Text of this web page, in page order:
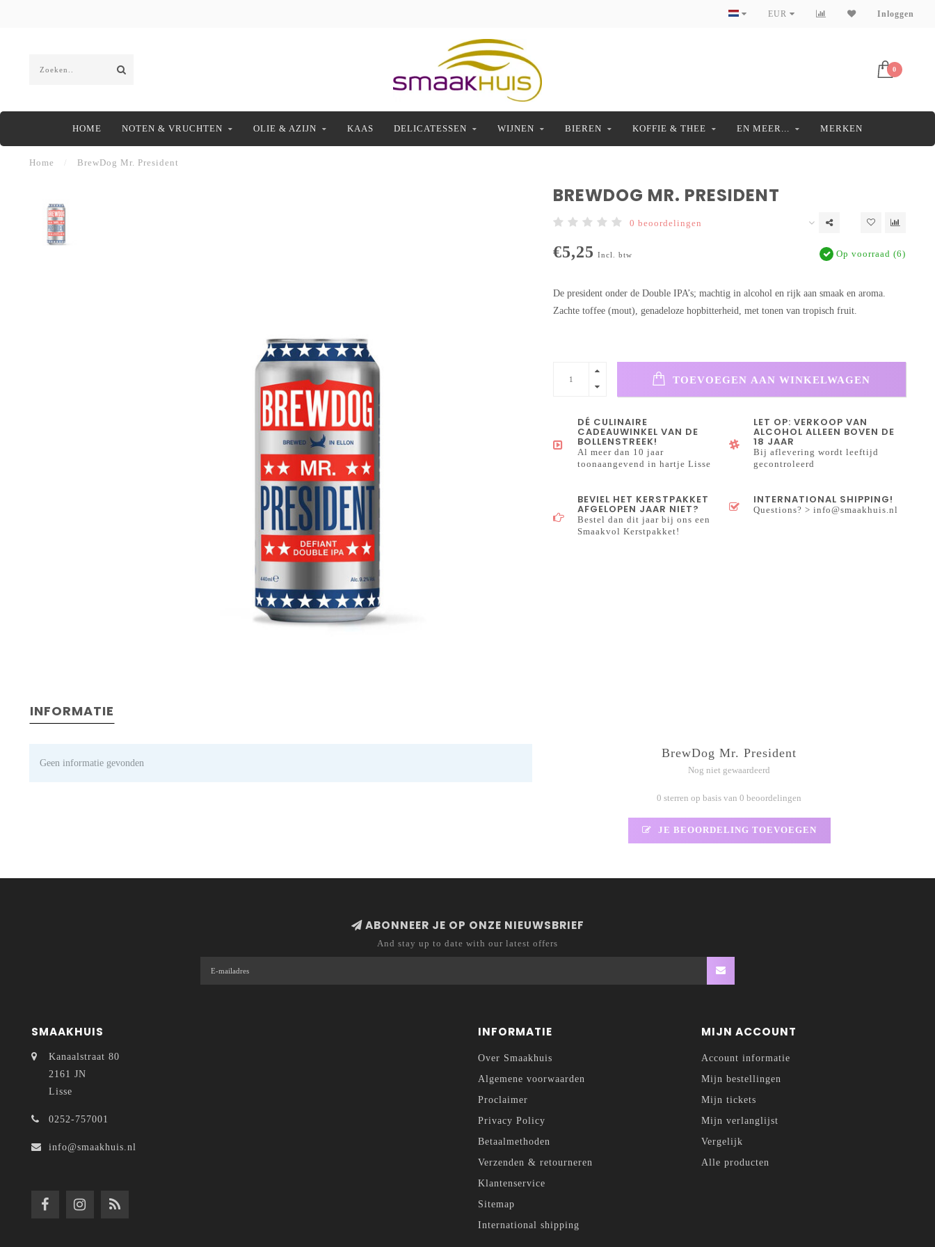
EUR Inloggen
0
HOME NOTEN & VRUCHTEN OLIE & AZIJN KAAS DELICATESSEN WIJNEN BIEREN KOFFIE & THEE EN MEER... MERKEN
Home BrewDog Mr. President
BREWDOG MR. PRESIDENT
0 beoordelingen
€5,25 Incl. btw Op voorraad (6)
De president onder de Double IPA’s; machtig in alcohol en rijk aan smaak en aroma.
Zachte toffee (mout), genadeloze hopbitterheid, met tonen van tropisch fruit.
TOEVOEGEN AAN WINKELWAGEN
DÉ CULINAIRE
CADEAUWINKEL VAN DE
BOLLENSTREEK!
Al meer dan 10 jaar
toonaangevend in hartje Lisse
LET OP: VERKOOP VAN
ALCOHOL ALLEEN BOVEN DE
18 JAAR
Bij aflevering wordt leeftijd
gecontroleerd
BEVIEL HET KERSTPAKKET
AFGELOPEN JAAR NIET?
Bestel dan dit jaar bij ons een
Smaakvol Kerstpakket!
INTERNATIONAL SHIPPING!
Questions? >info@smaakhuis.nl
INFORMATIE
Geen informatie gevonden
BrewDog Mr. President
Nog niet gewaardeerd
0 sterren op basis van 0 beoordelingen
JE BEOORDELING TOEVOEGEN
ABONNEER JE OP ONZE NIEUWSBRIEF
And stay up to date with our latest offers
SMAAKHUIS
Kanaalstraat 80
2161 JN
Lisse
0252-757001
info@smaakhuis.nl
INFORMATIE
Over Smaakhuis
Algemene voorwaarden
Proclaimer
Privacy Policy
Betaalmethoden
Verzenden & retourneren
Klantenservice
Sitemap
International shipping
MIJN ACCOUNT
Account informatie
Mijn bestellingen
Mijn tickets
Mijn verlanglijst
Vergelijk
Alle producten